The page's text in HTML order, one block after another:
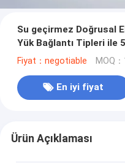
Su geçirmez Doğrusal
Yük Bağlantı Tipleri ile
Fiyat：negotiable MOQ
En iyi fiyat
Ürün Açıklaması